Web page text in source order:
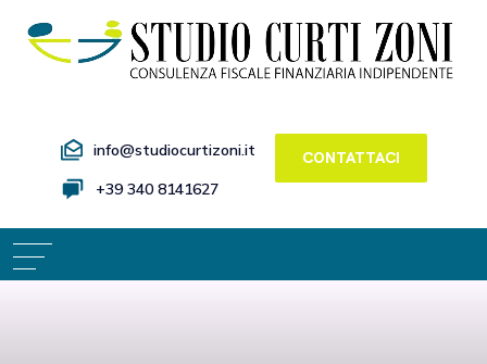
info@studiocurtizoni.it
+39 340 8141627
CONTATTACI